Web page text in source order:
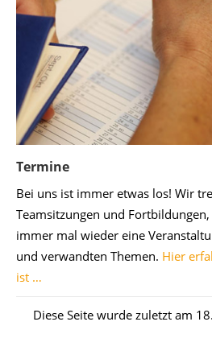
Termine
Bei uns ist immer etwas los! Wir
Teamsitzungen und
immer mal wieder eine
und verwandten Themen. Hier
ist …
Diese Seite wurde zuletzt am